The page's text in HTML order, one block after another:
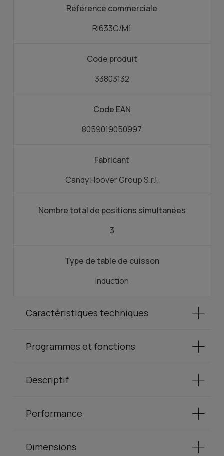
Référence commerciale
RI633C/M1
Code produit
33803132
Code EAN
8059019050997
Fabricant
Candy Hoover Group S.r.l.
Nombre total de positions simultanées
3
Type de table de cuisson
Induction
Caractéristiques techniques
Programmes et fonctions
Descriptif
Performance
Dimensions